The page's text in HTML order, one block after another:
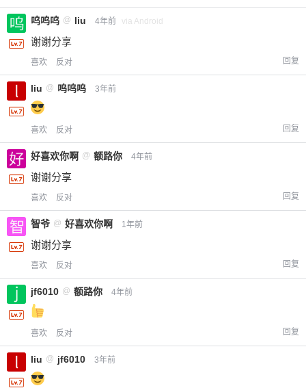
呜呜呜 @ liu 4年前 via Android
谢谢分享
喜欢 反对 回复
liu @ 呜呜呜 3年前
喜欢 反对 回复
好喜欢你啊 @ 额路你 4年前
谢谢分享
喜欢 反对 回复
智爷 @ 好喜欢你啊 1年前
谢谢分享
喜欢 反对 回复
jf6010 @ 额路你 4年前
喜欢 反对 回复
liu @ jf6010 3年前